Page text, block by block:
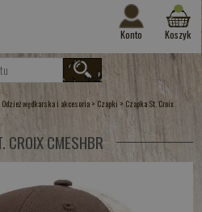
Konto Koszyk
Odzież wędkarska i akcesoria > Czapki >Czapka St. Croix
CROIX CMESHBR